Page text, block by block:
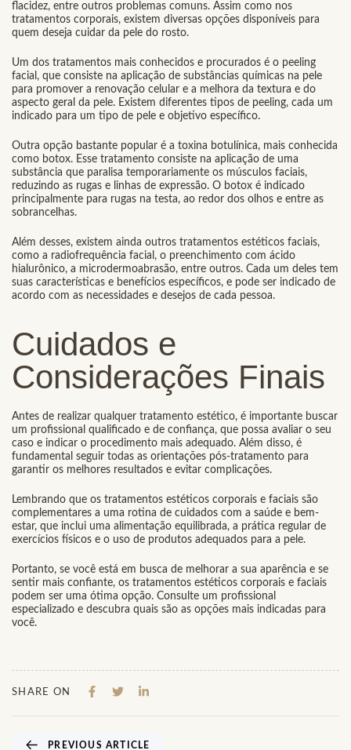
flacidez, entre outros problemas comuns. Assim como nos
tratamentos corporais, existem diversas opções disponíveis para
quem deseja cuidar da pele do rosto.
Um dos tratamentos mais conhecidos e procurados é o peeling
facial, que consiste na aplicação de substâncias químicas na pele
para promover a renovação celular e a melhora da textura e do
aspecto geral da pele. Existem diferentes tipos de peeling, cada um
indicado para um tipo de pele e objetivo específico.
Outra opção bastante popular é a toxina botulínica, mais conhecida
como botox. Esse tratamento consiste na aplicação de uma
substância que paralisa temporariamente os músculos faciais,
reduzindo as rugas e linhas de expressão. O botox é indicado
principalmente para rugas na testa, ao redor dos olhos e entre as
sobrancelhas.
Além desses, existem ainda outros tratamentos estéticos faciais,
como a radiofrequência facial, o preenchimento com ácido
hialurônico, a microdermoabrasão, entre outros. Cada um deles tem
suas características e benefícios específicos, e pode ser indicado de
acordo com as necessidades e desejos de cada pessoa.
Cuidados e
Considerações Finais
Antes de realizar qualquer tratamento estético, é importante buscar
um profissional qualificado e de confiança, que possa avaliar o seu
caso e indicar o procedimento mais adequado. Além disso, é
fundamental seguir todas as orientações pós-tratamento para
garantir os melhores resultados e evitar complicações.
Lembrando que os tratamentos estéticos corporais e faciais são
complementares a uma rotina de cuidados com a saúde e bem-
estar, que inclui uma alimentação equilibrada, a prática regular de
exercícios físicos e o uso de produtos adequados para a pele.
Portanto, se você está em busca de melhorar a sua aparência e se
sentir mais confiante, os tratamentos estéticos corporais e faciais
podem ser uma ótima opção. Consulte um profissional
especializado e descubra quais são as opções mais indicadas para
você.
SHARE ON
PREVIOUS ARTICLE